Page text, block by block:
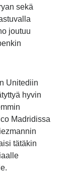
sekä
joutuu
Unitediin
hyvin
Madridissa
tätäkin